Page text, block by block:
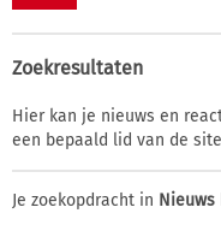
Zoekresultaten
Hier kan je nieuws en
een bepaald lid van de
Je zoekopdracht in Nieuws